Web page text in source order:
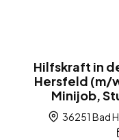
Hilfskraft in
Hersfeld (m/
Minijob,
36251 Bad